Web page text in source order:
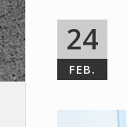
24
FEB.